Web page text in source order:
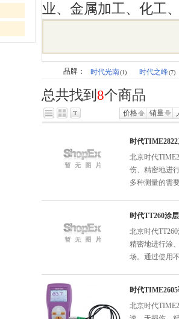
业、金属加工、化工
品牌： 时代光南(1) 时代之峰(7)
总共找到 8个商品
价格 销量
时代
北京时代
伤、精密地进
多种测量的需
时代TT260涂
北京时代
精密地进行涂
场。通过使用
时代
北京时代